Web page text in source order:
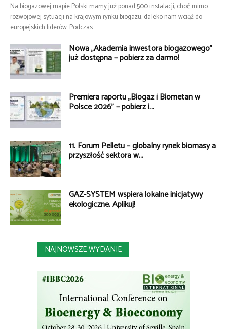
Na biogazowej mapie Polski mamy już ponad 500 instalacji, choć mimo
rozwojowej sytuacji na krajowym rynku biogazu, daleko nam wciąż do
europejskich liderów. Podczas...
Nowa „Akademia inwestora biogazowego”
już dostępna – pobierz za darmo!
Premiera raportu „Biogaz i Biometan w
Polsce 2026” – pobierz i...
11. Forum Pelletu – globalny rynek biomasy a
przyszłość sektora w...
GAZ-SYSTEM wspiera lokalne inicjatywy
ekologiczne. Aplikuj!
NAJNOWSZE WYDANIE